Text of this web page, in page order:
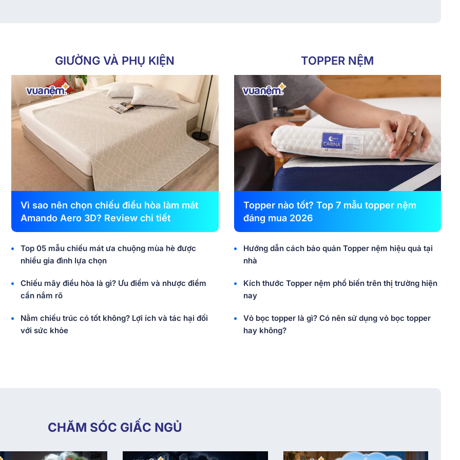
GIƯỜNG VÀ PHỤ KIỆN
Vì sao nên chọn chiếu điều hòa làm mát
Amando Aero 3D? Review chi tiết
Top 05 mẫu chiếu mát ưa chuộng mùa hè được
nhiều gia đình lựa chọn
Chiếu mây điều hòa là gì? Ưu điểm và nhược điểm
cần nắm rõ
Nằm chiếu trúc có tốt không? Lợi ích và tác hại đối
với sức khỏe
TOPPER NỆM
Topper nào tốt? Top 7 mẫu topper nệm
đáng mua 2026
Hướng dẫn cách bảo quản Topper nệm hiệu quả tại
nhà
Kích thước Topper nệm phổ biến trên thị trường hiện
nay
Vỏ bọc topper là gì? Có nên sử dụng vỏ bọc topper
hay không?
CHĂM SÓC GIẤC NGỦ